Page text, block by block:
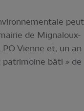
peut
de Mignaloux-
Vienne et, un an
bâti » de